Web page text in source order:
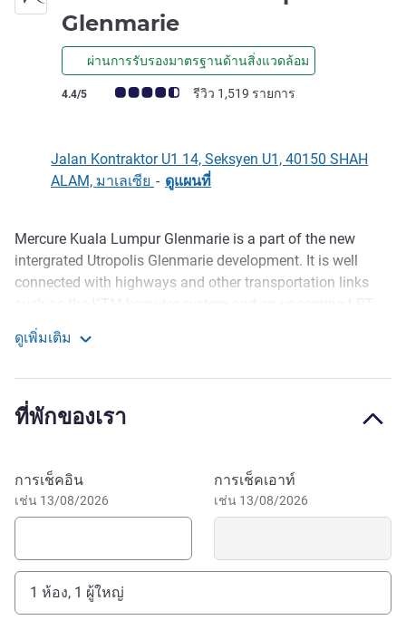
Glenmarie
ผ่านการรับรองมาตรฐานด้านสิ่งแวดล้อม
คะแนนความคิดเห็นจากแขก (เรทติ้งบน ALL)
4.4/5 รีวิว 1,519 รายการ
Jalan Kontraktor U1 14, Seksyen U1, 40150 SHAH
ALAM, มาเลเซีย - ดูแผนที่
รายละเอียด
Mercure Kuala Lumpur Glenmarie is a part of the new
intergrated Utropolis Glenmarie development. It is well
connected with highways and other transportation links
line. It is 40mins by car from Kuala Lumpur International
Airport and 15mins from Sultan Abdul Aziz Shah Airport
The hotel is conveniently located at the heart of Glenmarie
the area. It is only minutes away by car to Sunway Lagoon
and Sunway Pyramid shopping complex.
KL Glenmarie promises an unforgettable experience that
combines sophistication with warm Malaysian hospitality.
Experience the difference with us today!
ดูเพิ่มเติม
ที่พักของเรา
จองโรงแรมนี้
การเช็คอิน
เช่น 13/08/2026
การเช็คเอาท์
เช่น 13/08/2026
1 ห้อง, 1 ผู้ใหญ่